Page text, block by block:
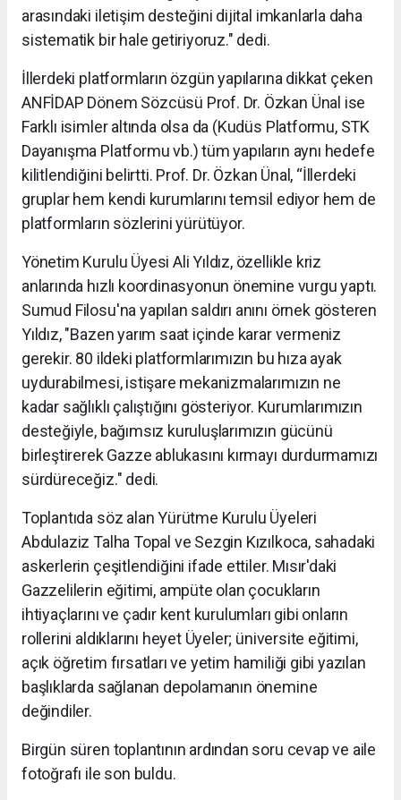
arasındaki iletişim desteğini dijital imkanlarla daha
sistematik bir hale getiriyoruz." dedi.
İllerdeki platformların özgün yapılarına dikkat çeken
ANFİDAP Dönem Sözcüsü Prof. Dr. Özkan Ünal ise
Farklı isimler altında olsa da (Kudüs Platformu, STK
Dayanışma Platformu vb.) tüm yapıların aynı hedefe
kilitlendiğini belirtti. Prof. Dr. Özkan Ünal, “İllerdeki
gruplar hem kendi kurumlarını temsil ediyor hem de
platformların sözlerini yürütüyor.
Yönetim Kurulu Üyesi Ali Yıldız, özellikle kriz
anlarında hızlı koordinasyonun önemine vurgu yaptı.
Sumud Filosu'na yapılan saldırı anını örnek gösteren
Yıldız, "Bazen yarım saat içinde karar vermeniz
gerekir. 80 ildeki platformlarımızın bu hıza ayak
uydurabilmesi, istişare mekanizmalarımızın ne
kadar sağlıklı çalıştığını gösteriyor. Kurumlarımızın
desteğiyle, bağımsız kuruluşlarımızın gücünü
birleştirerek Gazze ablukasını kırmayı durdurmamızı
sürdüreceğiz." dedi.
Toplantıda söz alan Yürütme Kurulu Üyeleri
Abdulaziz Talha Topal ve Sezgin Kızılkoca, sahadaki
askerlerin çeşitlendiğini ifade ettiler. Mısır'daki
Gazzelilerin eğitimi, ampüte olan çocukların
ihtiyaçlarını ve çadır kent kurulumları gibi onların
rollerini aldıklarını heyet Üyeler; üniversite eğitimi,
açık öğretim fırsatları ve yetim hamiliği gibi yazılan
başlıklarda sağlanan depolamanın önemine
değindiler.
Birgün süren toplantının ardından soru cevap ve aile
fotoğrafı ile son buldu.